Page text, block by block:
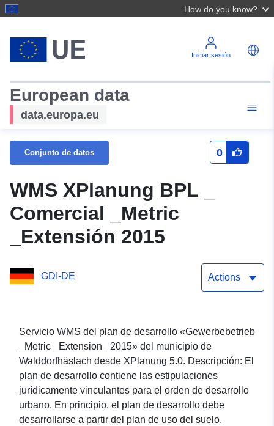
How do you know?
Iniciar sesión
European data
data.europa.eu
Conjunto de datos 0
WMS XPlanung BPL _
Comercial _Metric
_Extensión 2015
GDI-DE Actions
Servicio WMS del plan de desarrollo «Gewerbebetrieb
_Metric _Extension _2015» del municipio de
Walddorfhäslach desde XPlanung 5.0. Descripción: El
plan de desarrollo contiene las estipulaciones
jurídicamente vinculantes para el orden de desarrollo
urbano. En principio, el plan de desarrollo debe
desarrollarse a partir del plan de uso del suelo.